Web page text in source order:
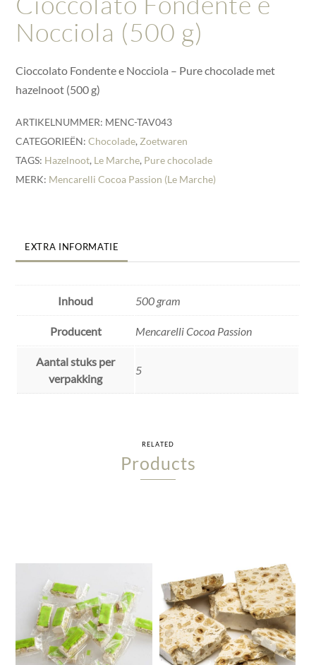
Nocciola (500 g)
Cioccolato Fondente e Nocciola – Pure chocolade met
hazelnoot (500 g)
ARTIKELNUMMER: MENC-TAV043
CATEGORIEËN:Chocolade, Zoetwaren
TAGS: Hazelnoot, Le Marche, Pure chocolade
MERK: Mencarelli Cocoa Passion (Le Marche)
EXTRA INFORMATIE
Inhoud 500 gram
Producent Mencarelli Cocoa Passion
Aantal stuks per
verpakking
5
RELATED
Products